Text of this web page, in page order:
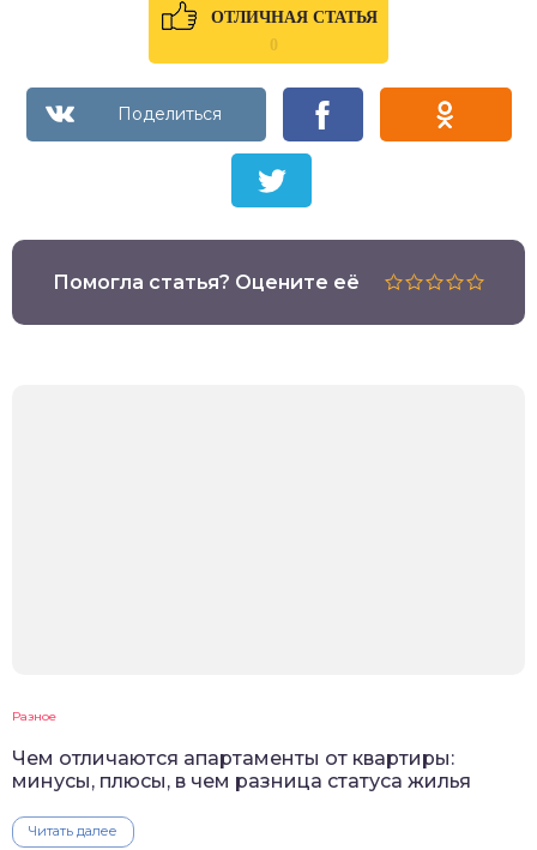
ОТЛИЧНАЯ СТАТЬЯ
0
Помогла статья? Оцените её
Разное
Чем отличаются апартаменты от квартиры:
минусы, плюсы, в чем разница статуса жилья
Читать далее